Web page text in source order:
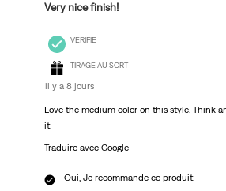
Very nice finish!
VÉRIFIÉ
TIRAGE AU SORT
il y a 8 jours
Love the medium color on this style. Think
it.
Traduire avec Google
Oui, Je recommande ce produit.